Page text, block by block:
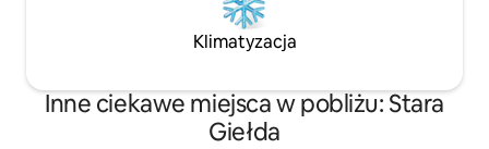
Klimatyzacja
Inne ciekawe miejsca w pobliżu: Stara
Giełda